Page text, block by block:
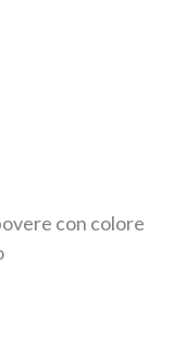
con colore